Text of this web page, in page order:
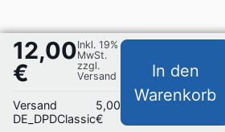
12,00
€
Inkl. 19%
MwSt.
zzgl.
Versand
Versand
DE_DPDClassic
5,00
€
In den
Warenkorb